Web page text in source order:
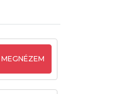
MEGNÉZEM